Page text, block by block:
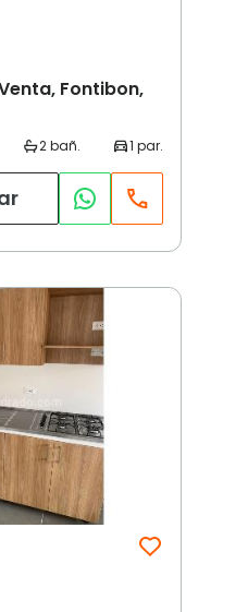
Fontibon,